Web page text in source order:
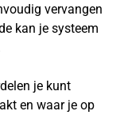
vervangen
kan je systeem
je kunt
en waar je op